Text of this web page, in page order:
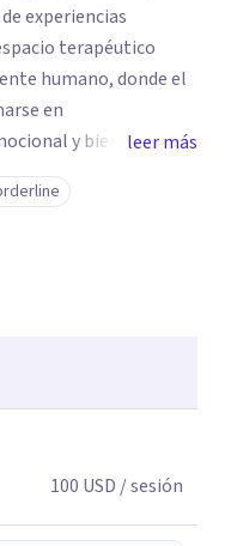
experiencias
terapéutico
humano, donde el
en
y bienestar.
que combina
trauma, psicología
(MBT),
integrando
Junguiana. Mi
con el inconsciente,
es único y
leer más
100 USD / sesión